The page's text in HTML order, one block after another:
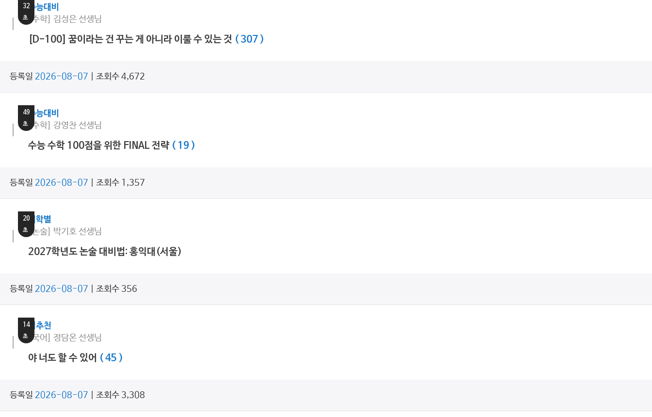
32
초
수능대비
[수학] 김성은 선생님
[D-100] 꿈이라는 건 꾸는 게 아니라 이룰 수 있는 것 ( 307 )
등록일 2026-08-07 | 조회수 4,672
49
초
수능대비
[수학] 강영찬 선생님
수능 수학 100점을 위한 FINAL 전략 ( 19 )
등록일 2026-08-07 | 조회수 1,357
20
초
대학별
[논술] 박기호 선생님
2027학년도 논술 대비법: 홍익대(서울)
등록일 2026-08-07 | 조회수 356
14
초
쌤추천
[국어] 정담온 선생님
야 너도 할 수 있어 ( 45 )
등록일 2026-08-07 | 조회수 3,308